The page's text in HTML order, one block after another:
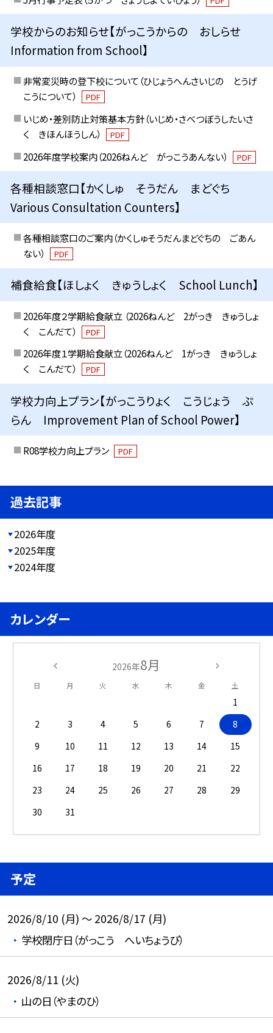
学校からのお知らせ【がっこうからの おしらせ
Information from School】
非常変災時の登下校について（ひじょうへんさいじの とうげ
こうについて）
PDF
いじめ・差別防止対策基本方針（いじめ・さべつぼうしたいさ
く きほんほうしん）
PDF
2026年度学校案内（2026ねんど がっこうあんない） PDF
各種相談窓口【かくしゅ そうだん まどぐち
Various Consultation Counters】
各種相談窓口のご案内（かくしゅそうだんまどぐちの ごあん
ない）
PDF
補食給食【ほしょく きゅうしょく School Lunch】
2026年度２学期給食献立 （2026ねんど 2がっき きゅうしょ
く こんだて）
PDF
2026年度１学期給食献立（2026ねんど 1がっき きゅうしょ
く こんだて）
PDF
学校力向上プラン【がっこうりょく こうじょう ぷ
らん Improvement Plan of School Power】
R08学校力向上プラン PDF
過去記事
2026年度
2025年度
2024年度
カレンダー
2026年8月
日 月 火 水 木 金 土
1
2
3 4 5 6 7
8
9
10 11 12 13 14
15
16
17 18 19 20 21
22
23
24 25 26 27 28
29
30
31
予定
2026/8/10 (月) ～ 2026/8/17 (月)
学校閉庁日（がっこう へいちょうび）
2026/8/11 (火)
山の日（やまのひ）